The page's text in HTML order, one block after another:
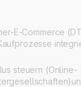
E-Commerce
steuern (Online-